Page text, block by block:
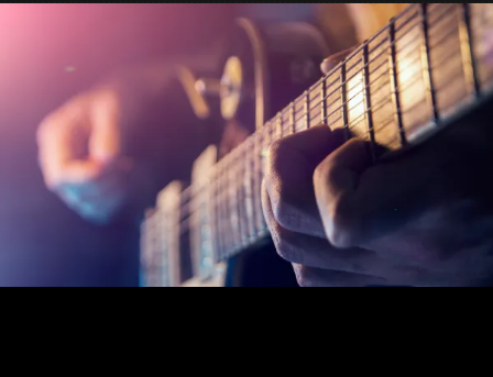
今すぐ無料ダウンロード
Download for iOS